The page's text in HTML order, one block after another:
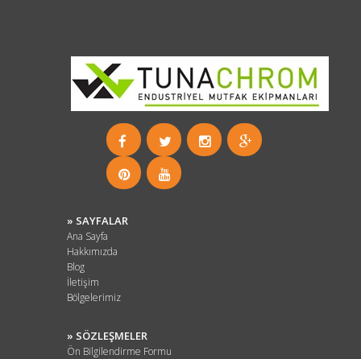
» SAYFALAR
Ana Sayfa
Hakkımızda
Blog
İletişim
Bölgelerimiz
» SÖZLEŞMELER
Ön Bilgilendirme Formu